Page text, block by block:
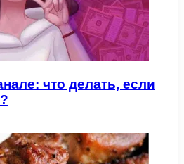
что делать, если